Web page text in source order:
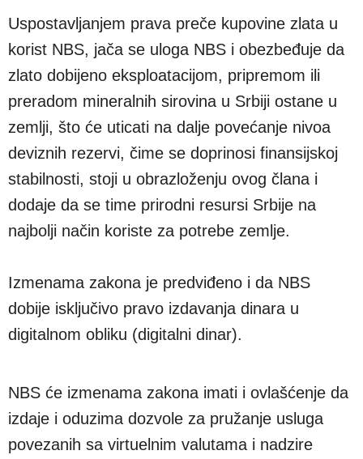
Uspostavljanjem prava preče kupovine zlata u
korist NBS, jača se uloga NBS i obezbeđuje da
zlato dobijeno eksploatacijom, pripremom ili
preradom mineralnih sirovina u Srbiji ostane u
zemlji, što će uticati na dalje povećanje nivoa
deviznih rezervi, čime se doprinosi finansijskoj
stabilnosti, stoji u obrazloženju ovog člana i
dodaje da se time prirodni resursi Srbije na
najbolji način koriste za potrebe zemlje.
Izmenama zakona je predviđeno i da NBS
dobije isključivo pravo izdavanja dinara u
digitalnom obliku (digitalni dinar).
NBS će izmenama zakona imati i ovlašćenje da
izdaje i oduzima dozvole za pružanje usluga
povezanih sa virtuelnim valutama i nadzire